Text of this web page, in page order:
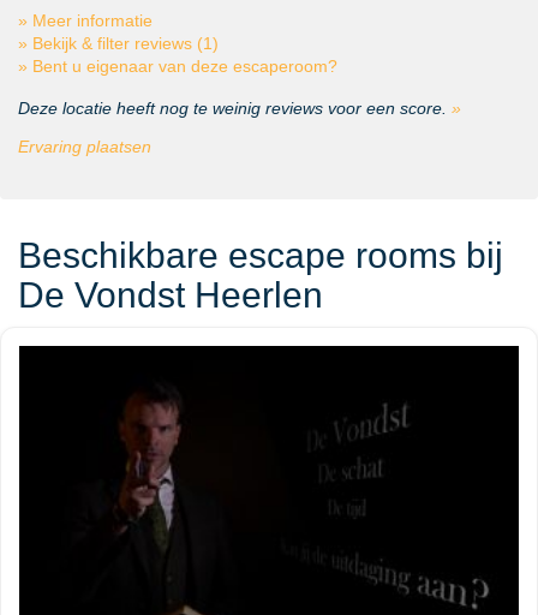
» Meer informatie
» Bekijk & filter reviews (1)
» Bent u eigenaar van deze escaperoom?
Deze locatie heeft nog te weinig reviews voor een score. »
Ervaring plaatsen
Beschikbare escape rooms bij
De Vondst Heerlen